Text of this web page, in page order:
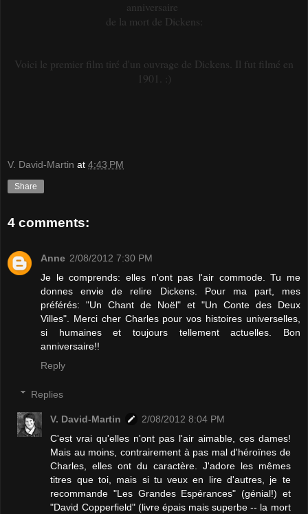
anniversaire
de la mort de Dickens:
Voici le premier film tiré d'un ouvrage de Dickens. Il fut filmé en
1901. :)
V. David-Martin at 4:43 PM
Share
4 comments:
Anne 2/08/2012 7:30 PM
Je le comprends: elles n'ont pas l'air commode. Tu me
donnes envie de relire Dickens. Pour ma part, mes
préférés: "Un Chant de Noël" et "Un Conte des Deux
Villes". Merci cher Charles pour vos histoires universelles,
si humaines et toujours tellement actuelles. Bon
anniversaire!!
Reply
Replies
V. David-Martin
2/08/2012 8:04 PM
C'est vrai qu'elles n'ont pas l'air aimable, ces dames!
Mais au moins, contrairement à pas mal d'héroïnes de
Charles, elles ont du caractère. J'adore les mêmes
titres que toi, mais si tu veux en lire d'autres, je te
recommande "Les Grandes Espérances" (génial!) et
"David Copperfield" (livre épais mais superbe -- la mort